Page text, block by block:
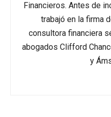
Financieros. Antes de
trabajó en la firma
consultora financiera
abogados Clifford
y